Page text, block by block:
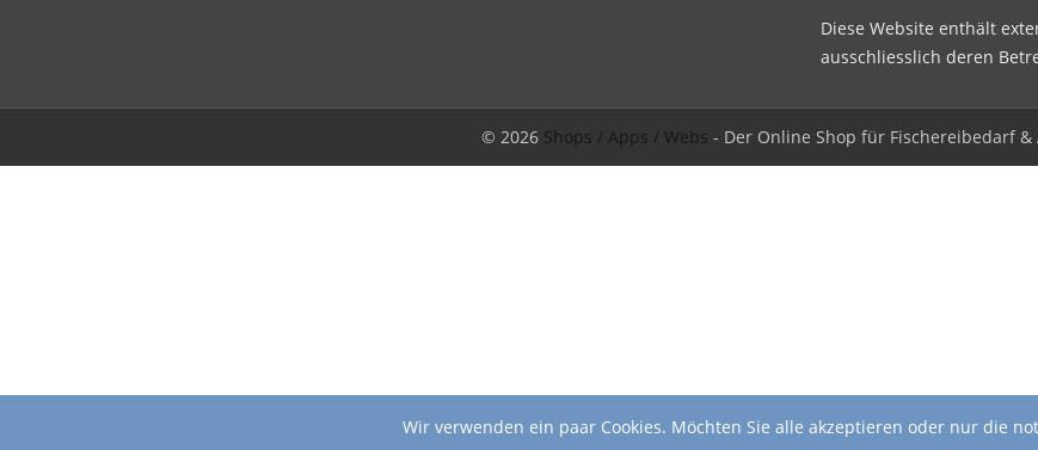
Diese Website enthält
ausschliesslich deren
© 2026 Shops / Apps / Webs - Der Online Shop für Fischereibedarf &
Wir verwenden ein paar Cookies. Möchten Sie alle akzeptieren oder nur die